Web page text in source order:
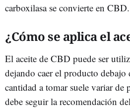
carboxilasa se convierte en CBD.
¿Cómo se aplica el
El aceite de CBD puede ser
dejando caer el producto debajo
cantidad a tomar suele variar de
debe seguir la recomendación